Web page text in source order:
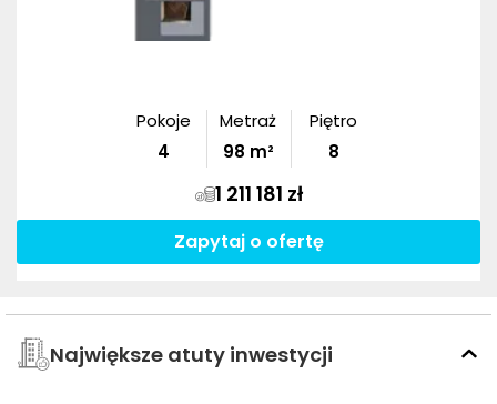
Pokoje
4
Metraż
98 m²
Piętro
8
1 211 181 zł
Zapytaj o ofertę
Największe atuty inwestycji